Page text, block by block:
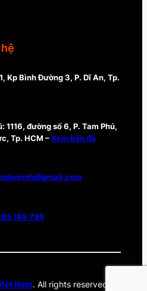
Kp Bình Đường 3, P. Dĩ An, Tp.
1116, đường số 6, P. Tam Phú,
Tp. HCM –Xem bản đồ
188 795
Nam. All rights reserved.